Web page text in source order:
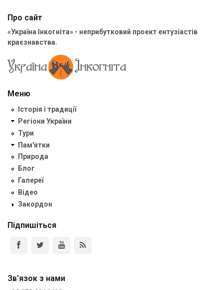
Про сайт
«Україна Інкогніта» - неприбутковий проект ентузіастів
краєзнавства.
Меню
Історія і традиції
Регіони України
Тури
Пам'ятки
Природа
Блог
Галереї
Відео
Закордон
Підпишіться
Зв'язок з нами